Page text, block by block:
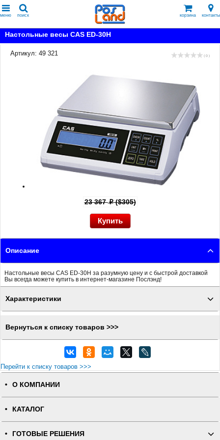
меню поиск корзина контакты
Настольные весы CAS ED-30H
Артикул: 49 321 ( 0 )
23 367p($305)
Описание
Настольные весы CAS ED-30H за разумную цену и с быстрой доставкой
Вы всегда можете купить в интернет-магазине Послэнд!
Характеристики
Вернуться к списку товаров >>>
Перейти к списку товаров >>>
О КОМПАНИИ
КАТАЛОГ
ГОТОВЫЕ РЕШЕНИЯ